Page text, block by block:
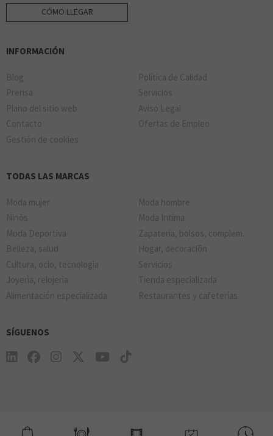
CÓMO LLEGAR
INFORMACIÓN
Blog
Política de Calidad
Prensa
Servicios
Plano del sitio web
Aviso Legal
Contacto
Ofertas de Empleo
Gestión de cookies
TODAS LAS MARCAS
Moda mujer
Moda hombre
Ninõs
Moda Intima
Moda Deportiva
Zapateria, bolsos, complem.
Belleza, salud
Hogar, decoraciõn
Cultura, ocio, tecnologia
Servicios
Joyerìa, relojerìa
Tienda especializada
Alimentación especializada
Restaurantes y cafeterías
SÍGUENOS